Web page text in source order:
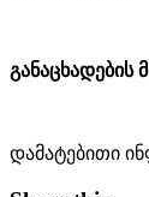
განაცხადების
დამატებითი